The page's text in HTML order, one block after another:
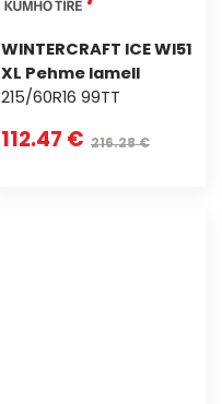
WINTERCRAFT ICE WI51
XL Pehme lamell
215/60R16 99TT
112.47 € 216.28 €